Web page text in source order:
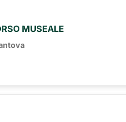
MUSEALE